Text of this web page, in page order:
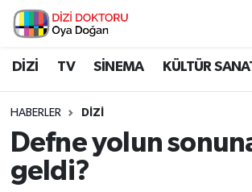
DİZİ TV SİNEMA KÜLTÜR
HABERLER DİZİ
Defne yolun
geldi?
İstanbul Nöbetçi Eczaneler
İstanbul Namaz Vakitleri
İstanbul Trafik Yoğunluk Haritası